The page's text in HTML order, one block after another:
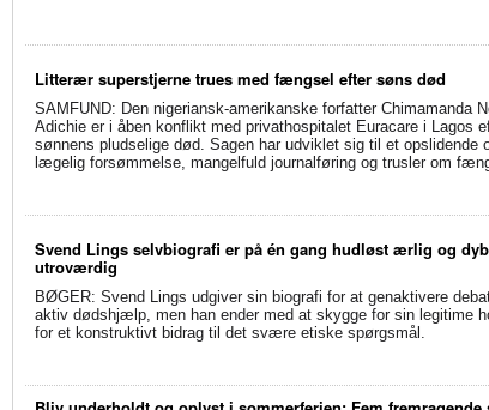
Litterær superstjerne trues med fængsel efter søns død
SAMFUND: Den nigeriansk-amerikanske forfatter Chimamanda
Adichie er i åben konflikt med privathospitalet Euracare i Lagos
sønnens pludselige død. Sagen har udviklet sig til et opslidende
lægelig forsømmelse, mangelfuld journalføring og trusler om
Svend Lings selvbiografi er på én gang hudløst ærlig og
utroværdig
BØGER: Svend Lings udgiver sin biografi for at genaktivere
aktiv dødshjælp, men han ender med at skygge for sin legitime
for et konstruktivt bidrag til det svære etiske spørgsmål.